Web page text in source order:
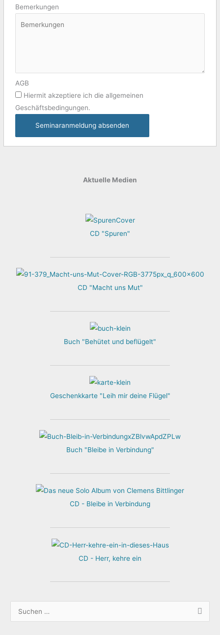
Bemerkungen
AGB
Hiermit akzeptiere ich die allgemeinen
Geschäftsbedingungen.
Seminaranmeldung absenden
Aktuelle Medien
CD "Spuren"
CD "Macht uns Mut"
Buch "Behütet und beflügelt"
Geschenkkarte "Leih mir deine Flügel"
Buch "Bleibe in Verbindung"
CD - Bleibe in Verbindung
CD - Herr, kehre ein